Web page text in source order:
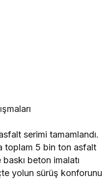
serimi tamamlandı.
toplam 5 bin ton asfalt
beton imalatı
yolun sürüş konforunu